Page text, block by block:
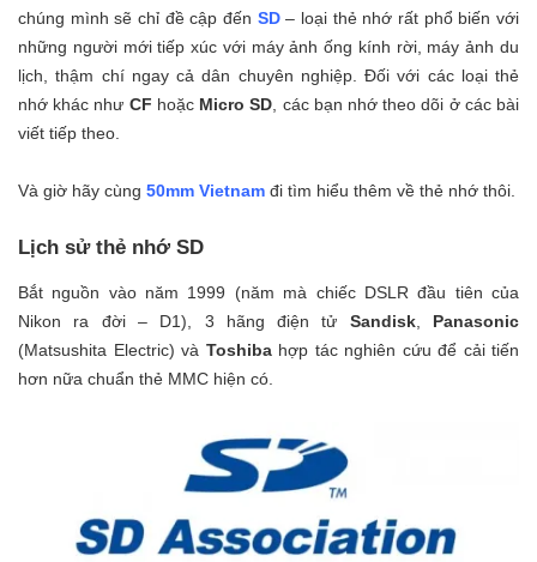
chúng mình sẽ chỉ đề cập đến SD– loại thẻ nhớ rất phổ biến với
những người mới tiếp xúc với máy ảnh ống kính rời, máy ảnh du
lịch, thậm chí ngay cả dân chuyên nghiệp. Đối với các loại thẻ
nhớ khác như CF hoặc Micro SD , các bạn nhớ theo dõi ở các bài
viết tiếp theo.
Và giờ hãy cùng 50mm Vietnam đi tìm hiểu thêm về thẻ nhớ thôi.
Lịch sử thẻ nhớ SD
Bắt nguồn vào năm 1999 (năm mà chiếc DSLR đầu tiên của
Nikon ra đời – D1), 3 hãng điện tử Sandisk, Panasonic
(Matsushita Electric) và Toshibahợp tác nghiên cứu để cải tiến
hơn nữa chuẩn thẻ MMC hiện có.